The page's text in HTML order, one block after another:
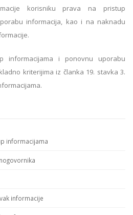
korisniku prava na pristup
informacija, kao i na naknadu
informacijama i ponovnu uporabu
kriterijima iz članka 19. stavka 3.
informacijama
informacije